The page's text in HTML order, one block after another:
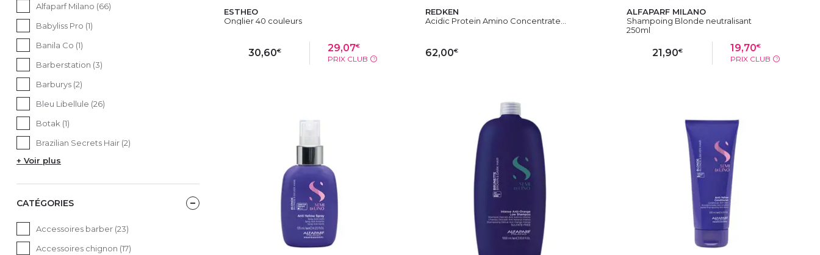
ESTHEO
Onglier 40 couleurs
30,60€ 29,07€
PRIX CLUB ?
REDKEN
Acidic Protein Amino Concentrate...
62,00€
ALFAPARF MILANO
Shampoing Blonde neutralisant
250ml
21,90€ 19,70€
PRIX CLUB ?
Alfaparf Milano (66)
Babyliss Pro (1)
Banila Co (1)
Barberstation (3)
Barburys (2)
Bleu Libellule (26)
Botak (1)
Brazilian Secrets Hair (2)
+ Voir plus
CATÉGORIES
Accessoires barber (23)
Accessoires chignon (17)